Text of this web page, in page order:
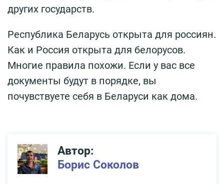
других государств.
Республика Беларусь открыта для россиян.
Как и Россия открыта для белорусов.
Многие правила похожи. Если у вас все
документы будут в порядке, вы
почувствуете себя в Беларуси как дома.
Автор:
Борис Соколов